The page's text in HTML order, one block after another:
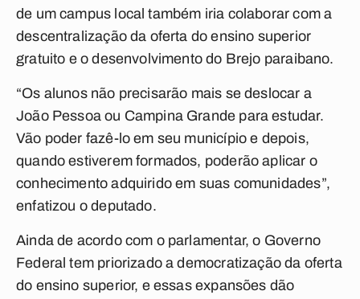
de um campus local também iria colaborar com a
descentralização da oferta do ensino superior
gratuito e o desenvolvimento do Brejo paraibano.
“Os alunos não precisarão mais se deslocar a
João Pessoa ou Campina Grande para estudar.
Vão poder fazê-lo em seu município e depois,
quando estiverem formados, poderão aplicar o
conhecimento adquirido em suas comunidades”,
enfatizou o deputado.
Ainda de acordo com o parlamentar, o Governo
Federal tem priorizado a democratização da oferta
do ensino superior, e essas expansões dão